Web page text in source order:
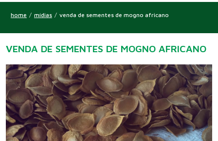
home / mídias / venda de sementes de mogno africano
VENDA DE SEMENTES DE MOGNO AFRICANO